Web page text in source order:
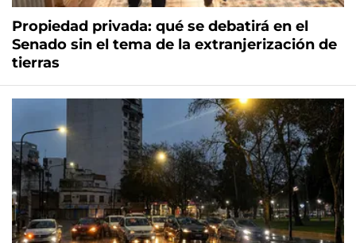
Propiedad privada: qué se debatirá en el
Senado sin el tema de la extranjerización de
tierras